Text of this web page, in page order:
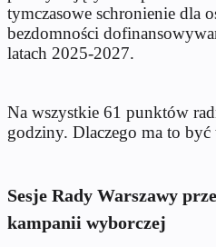
tymczasowe schronienie dla
bezdomności
latach 2025-2027.
Na wszystkie 61 punktów
godziny. Dlaczego ma to być
Sesje Rady Warszawy
kampanii wyborczej